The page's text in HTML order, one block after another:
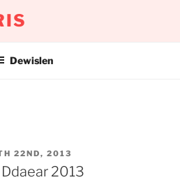
Dewislen
22ND, 2013
2013